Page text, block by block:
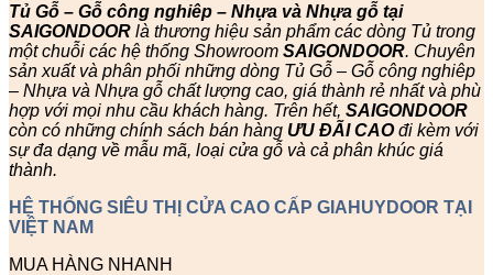
Tủ Gỗ – Gỗ công nghiêp – Nhựa và Nhựa gỗ tại
SAIGONDOOR là thương hiệu sản phẩm các dòng Tủ trong
một chuỗi các hệ thống Showroom SAIGONDOOR. Chuyên
sản xuất và phân phối những dòng Tủ Gỗ – Gỗ công nghiêp
– Nhựa và Nhựa gỗ chất lượng cao, giá thành rẻ nhất và phù
hợp với mọi nhu cầu khách hàng. Trên hết, SAIGONDOOR
còn có những chính sách bán hàng ƯU ĐÃI CAOđi kèm với
sự đa dạng về mẫu mã, loại cửa gỗ và cả phân khúc giá
thành.
HỆ THỐNG SIÊU THỊ CỬA CAO CẤP GIAHUYDOOR TẠI
VIỆT NAM
MUA HÀNG NHANH